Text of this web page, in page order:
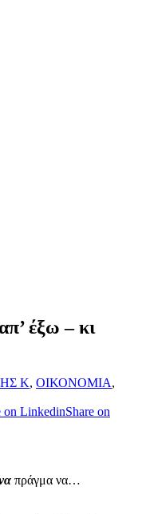
έξω – κι
Κ, ΟΙΚΟΝΟΜΙΑ,
on LinkedinShare on
πράγμα να…